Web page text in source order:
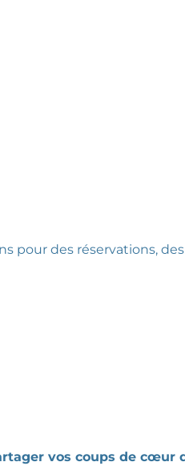
pour des réservations,
vos coups de cœur